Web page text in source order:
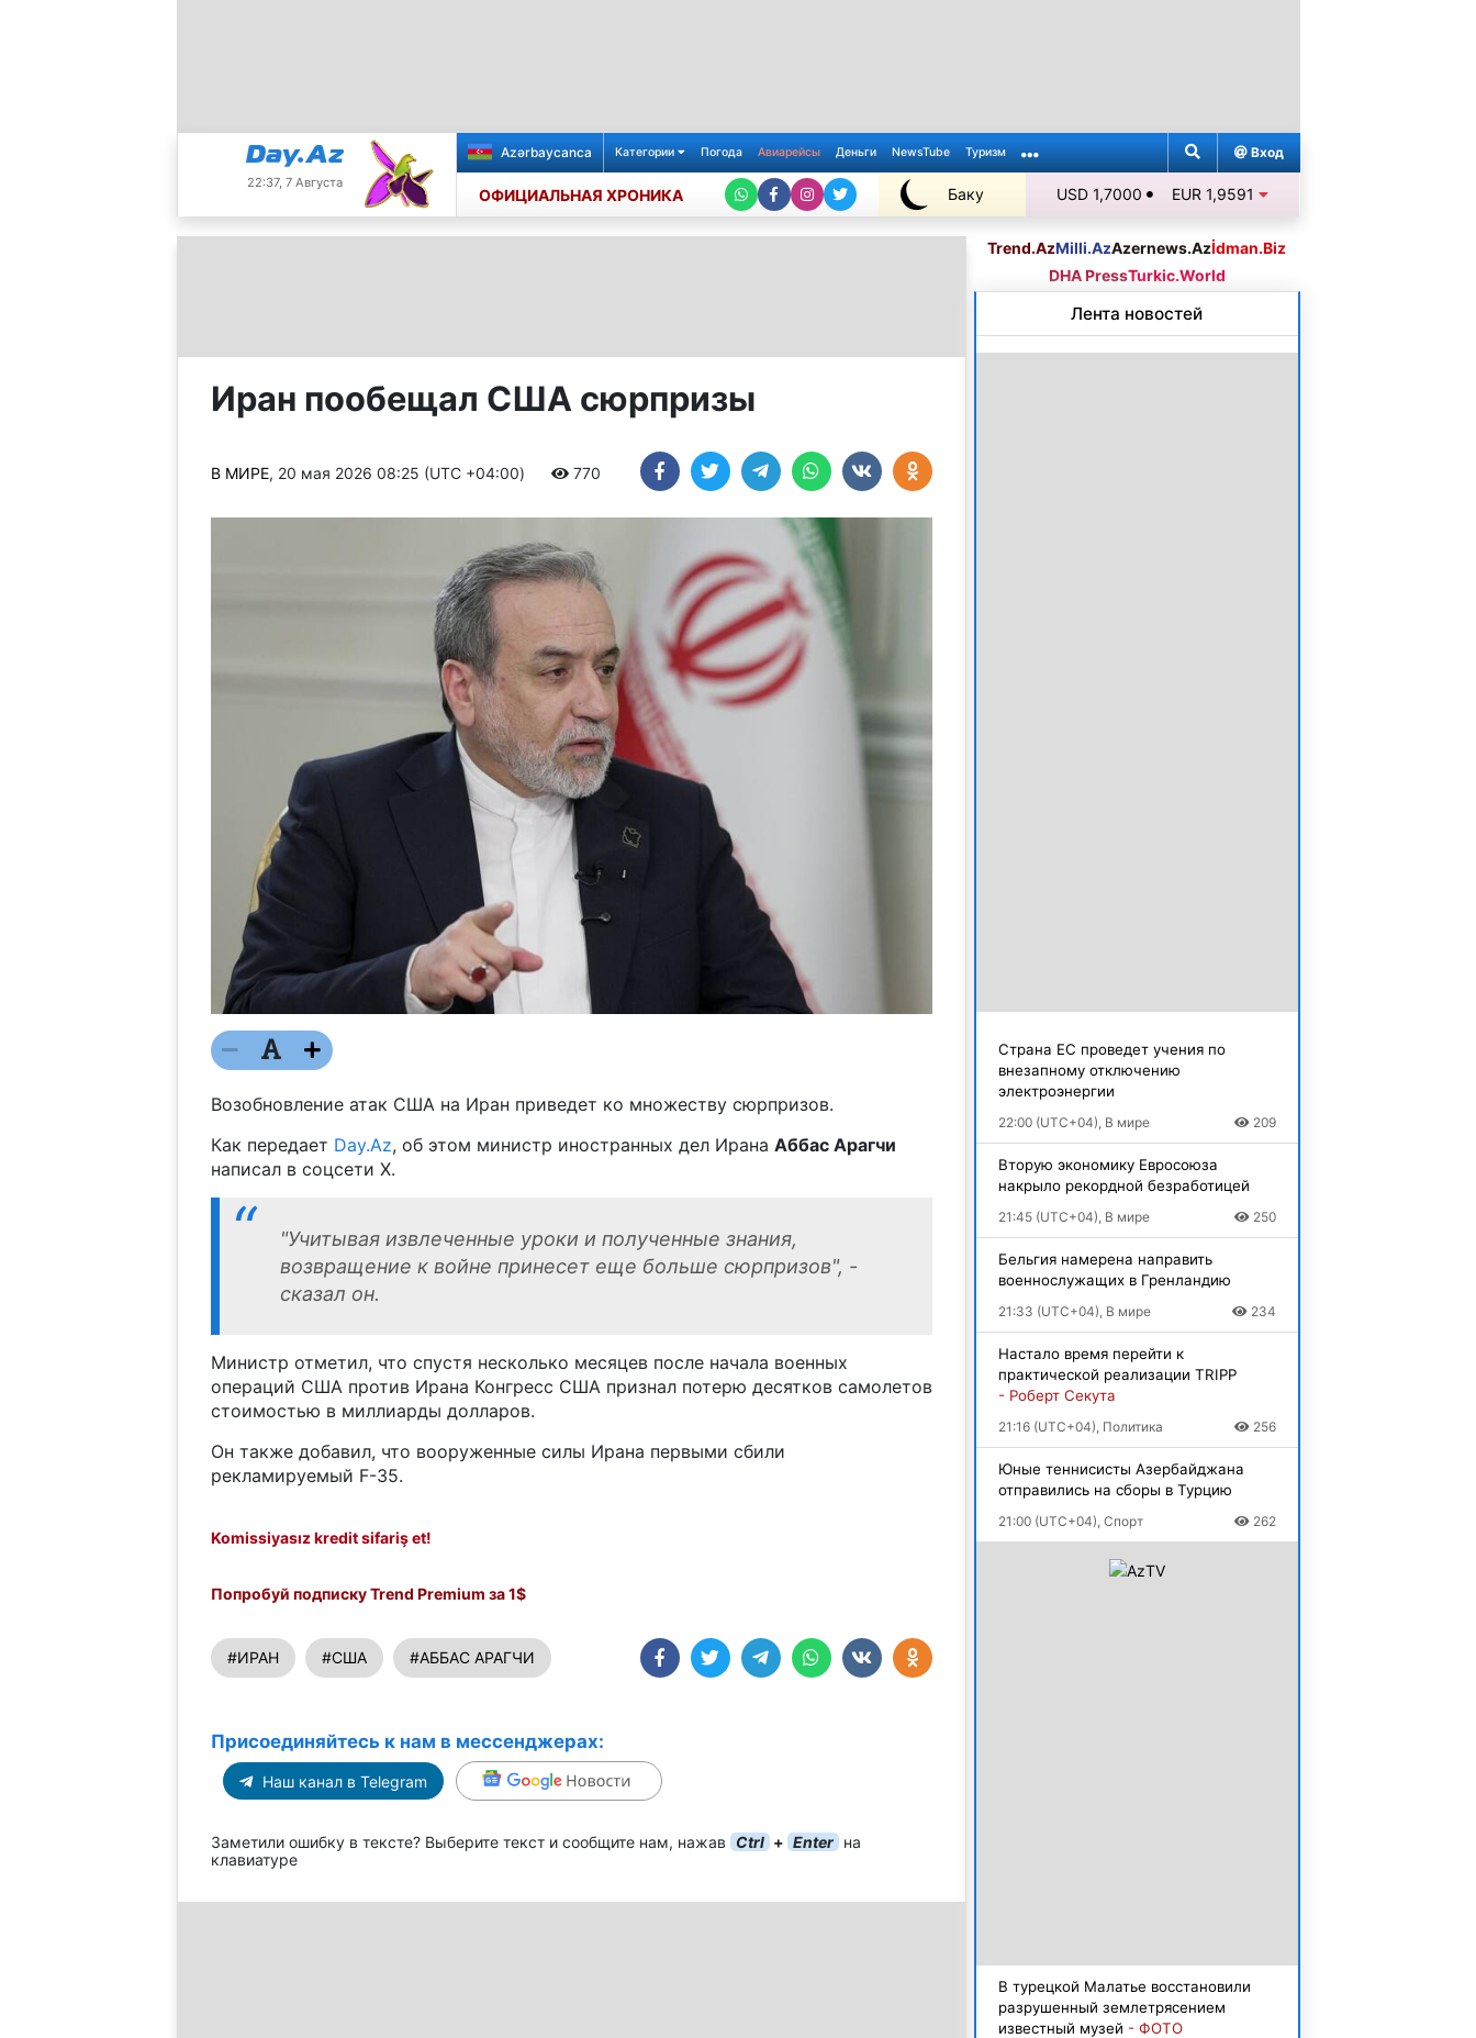
22:37, 7 Августа
Azərbaycanca Категории Погода Авиарейсы Деньги NewsTube Туризм Вход
ОФИЦИАЛЬНАЯ ХРОНИКА Баку
+26℃
USD 1,7000 EUR 1,9591
Иран пообещал США сюрпризы
В МИРЕ, 20 мая 2026 08:25 (UTC +04:00) 770
Возобновление атак США на Иран приведет ко множеству сюрпризов.
Как передает Day.Az, об этом министр иностранных дел Ирана Аббас Арагчи
написал в соцсети X.
"Учитывая извлеченные уроки и полученные знания,
возвращение к войне принесет еще больше сюрпризов", -
сказал он.
Министр отметил, что спустя несколько месяцев после начала военных
операций США против Ирана Конгресс США признал потерю десятков самолетов
стоимостью в миллиарды долларов.
Он также добавил, что вооруженные силы Ирана первыми сбили
рекламируемый F-35.
Komissiyasız kredit sifariş et!
Попробуй подписку Trend Premium за 1$
#ИРАН #США #АББАС АРАГЧИ
Присоединяйтесь к нам в мессенджерах:
Наш канал в Telegram
Заметили ошибку в тексте? Выберите текст и сообщите нам, нажав Ctrl + Enter на
клавиатуре
Trend.AzMilli.AzAzernews.Azİdman.Biz
DHA PressTurkic.World
Лента новостей
Страна ЕС проведет учения по
внезапному отключению
электроэнергии
22:00 (UTC+04), В мире 209
Вторую экономику Евросоюза
накрыло рекордной безработицей
21:45 (UTC+04), В мире 250
Бельгия намерена направить
военнослужащих в Гренландию
21:33 (UTC+04), В мире 234
Настало время перейти к
практической реализации TRIPP
- Роберт Секута
21:16 (UTC+04), Политика 256
Юные теннисисты Азербайджана
отправились на сборы в Турцию
21:00 (UTC+04), Спорт 262
В турецкой Малатье восстановили
разрушенный землетрясением
известный музей - ФОТО